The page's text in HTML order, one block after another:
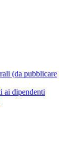
(da pubblicare
ai dipendenti